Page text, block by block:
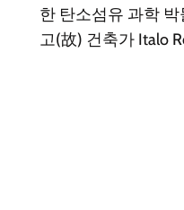
한 탄소섬유 과학 박
고(故) 건축가 Italo